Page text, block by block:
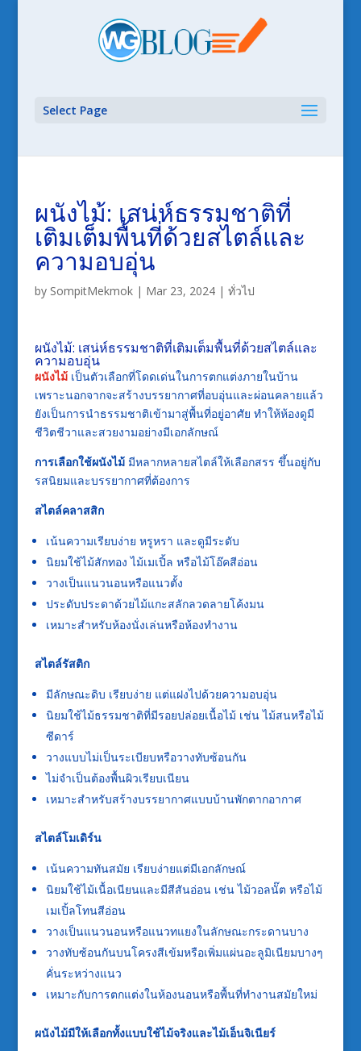
Select Page
ผนังไม้: เสน่ห์ธรรมชาติที่
เติมเต็มพื้นที่ด้วยสไตล์และ
ความอบอุ่น
by SompitMekmok| Mar 23, 2024| ทั่วไป
ผนังไม้: เสน่ห์ธรรมชาติที่เติมเต็มพื้นที่ด้วยสไตล์และ
ความอบอุ่น
ผนังไม้เป็นตัวเลือกที่โดดเด่นในการตกแต่งภายในบ้าน
เพราะนอกจากจะสร้างบรรยากาศที่อบอุ่นและผ่อนคลายแล้ว
ยังเป็นการนำธรรมชาติเข้ามาสู่พื้นที่อยู่อาศัย ทำให้ห้องดูมี
ชีวิตชีวาและสวยงามอย่างมีเอกลักษณ์
การเลือกใช้ผนังไม้มีหลากหลายสไตล์ให้เลือกสรร ขึ้นอยู่กับ
รสนิยมและบรรยากาศที่ต้องการ
สไตล์คลาสสิก
เน้นความเรียบง่าย หรูหรา และดูมีระดับ
นิยมใช้ไม้สักทอง ไม้เมเปิ้ล หรือไม้โอ๊คสีอ่อน
วางเป็นแนวนอนหรือแนวตั้ง
ประดับประดาด้วยไม้แกะสลักลวดลายโค้งมน
เหมาะสำหรับห้องนั่งเล่นหรือห้องทำงาน
สไตล์รัสติก
มีลักษณะดิบ เรียบง่าย แต่แฝงไปด้วยความอบอุ่น
นิยมใช้ไม้ธรรมชาติที่มีรอยปล่อยเนื้อไม้ เช่น ไม้สนหรือไม้
ซีดาร์
วางแบบไม่เป็นระเบียบหรือวางทับซ้อนกัน
ไม่จำเป็นต้องพื้นผิวเรียบเนียน
เหมาะสำหรับสร้างบรรยากาศแบบบ้านพักตากอากาศ
สไตล์โมเดิร์น
เน้นความทันสมัย เรียบง่ายแต่มีเอกลักษณ์
นิยมใช้ไม้เนื้อเนียนและมีสีสันอ่อน เช่น ไม้วอลนั๊ต หรือไม้
เมเปิ้ลโทนสีอ่อน
วางเป็นแนวนอนหรือแนวทแยงในลักษณะกระดานบาง
วางทับซ้อนกันบนโครงสีเข้มหรือเพิ่มแผ่นอะลูมิเนียมบางๆ
คั่นระหว่างแนว
เหมาะกับการตกแต่งในห้องนอนหรือพื้นที่ทำงานสมัยใหม่
ผนังไม้มีให้เลือกทั้งแบบใช้ไม้จริงและไม้เอ็นจิเนียร์